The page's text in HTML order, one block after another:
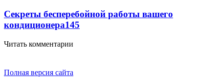
Секреты бесперебойной работы вашего
кондиционера145
Читать комментарии
Полная версия сайта